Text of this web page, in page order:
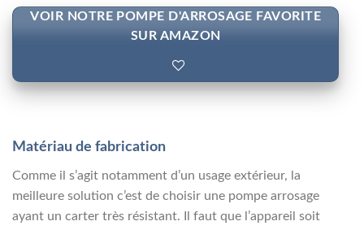
VOIR NOTRE POMPE D'ARROSAGE FAVORITE
SUR AMAZON
Matériau de fabrication
Comme il s’agit notamment d’un usage extérieur, la
meilleure solution c’est de choisir une pompe arrosage
ayant un carter très résistant. Il faut que l’appareil soit